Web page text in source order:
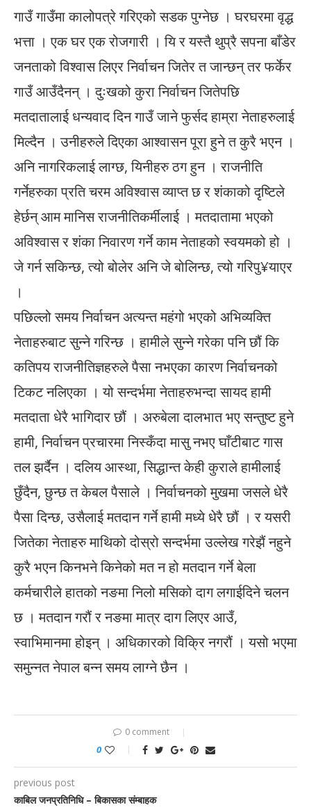
गाउँ गाउँमा कालोपत्रे गरिएको सडक पुग्नेछ । घरघरमा वृद्ध
भत्ता । एक घर एक रोजगारी । यि र यस्तै थुप्रै सपना बाँडेर
जनताको विश्वास लिएर निर्वाचन जितेर त जान्छन् तर फर्केर
गाउँ आउँदैनन् । दुःखको कुरा निर्वाचन जितेपछि
मतदातालाई धन्यवाद दिन गाउँ जाने फुर्सद हाम्रा नेताहरुलाई
मिल्दैन । उनीहरुले दिएका आश्वासन पूरा हुने त कुरै भएन ।
अनि नागरिकलाई लाग्छ, यिनीहरु ठग हुन । राजनीति
गर्नेहरुका प्रति चरम अविश्वास व्याप्त छ र शंकाको दृष्टिले
हेर्छन् आम मानिस राजनीतिकर्मीलाई । मतदातामा भएको
अविश्वास र शंका निवारण गर्ने काम नेताहको स्वयमको हो ।
जे गर्न सकिन्छ, त्यो बोलेर अनि जे बोलिन्छ, त्यो गरिपु¥याएर
।
पछिल्लो समय निर्वाचन अत्यन्त महंगो भएको अभिव्यक्ति
नेताहरुबाट सुन्ने गरिन्छ । हामीले सुन्ने गरेका पनि छौं कि
कतिपय राजनीतिज्ञहरुले पैसा नभएका कारण निर्वाचनको
टिकट नलिएका । यो सन्दर्भमा नेताहरुभन्दा सायद हामी
मतदाता धेरै भागिदार छौं । अरुबेला दालभात भए सन्तुष्ट हुने
हामी, निर्वाचन प्रचारमा निस्कँदा मासु नभए घाँटीबाट गास
तल झर्दैन । दलिय आस्था, सिद्धान्त केही कुराले हामीलाई
छुँदैन, छुन्छ त केबल पैसाले । निर्वाचनको मुखमा जसले धेरै
पैसा दिन्छ, उसैलाई मतदान गर्ने हामी मध्ये धेरै छौं । र यसरी
जितेका नेताहरु माथिको दोस्रो सन्दर्भमा उल्लेख गरेझैं नहुने
कुरै भएन किनभने किनेको मत न हो मतदान गर्ने बेला
कर्मचारीले हातको नङमा निलो मसिको दाग लगाईदिने चलन
छ । मतदान गरौं र नङमा मात्र दाग लिएर आउँ,
स्वाभिमानमा होइन् । अधिकारको विक्रि नगरौं । यसो भएमा
समुन्नत नेपाल बन्न समय लाग्ने छैन ।
0 comment
0
previous post
काबिल जनप्रतिनिधि – बिकासका संम्बाहक